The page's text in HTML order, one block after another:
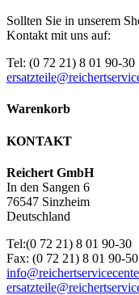
Sollten Sie in unserem
Kontakt mit uns auf:
Tel: (0 72 21) 8 01 90-30
Warenkorb
KONTAKT
Reichert GmbH
In den Sangen 6
76547 Sinzheim
Deutschland
Tel:(0 72 21) 8 01 90-30
Fax: (0 72 21) 8 01 90-50